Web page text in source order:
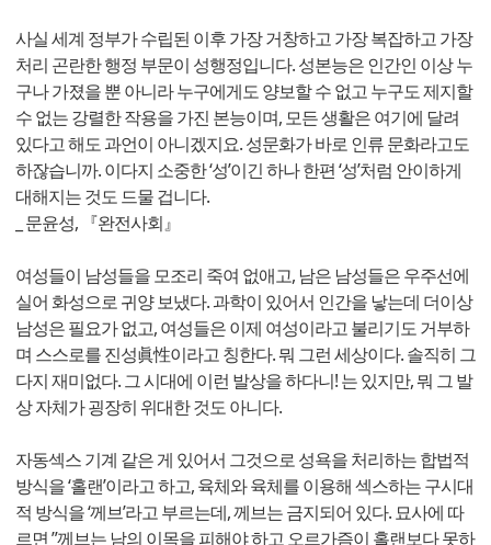
사실 세계 정부가 수립된 이후 가장 거창하고 가장 복잡하고 가장
처리 곤란한 행정 부문이 성행정입니다. 성본능은 인간인 이상 누
구나 가졌을 뿐 아니라 누구에게도 양보할 수 없고 누구도 제지할
수 없는 강렬한 작용을 가진 본능이며, 모든 생활은 여기에 달려
있다고 해도 과언이 아니겠지요. 성문화가 바로 인류 문화라고도
하잖습니까. 이다지 소중한 ‘성’이긴 하나 한편 ‘성’처럼 안이하게
대해지는 것도 드물 겁니다.
_ 문윤성, 『완전사회』
여성들이 남성들을 모조리 죽여 없애고, 남은 남성들은 우주선에
실어 화성으로 귀양 보냈다. 과학이 있어서 인간을 낳는데 더이상
남성은 필요가 없고, 여성들은 이제 여성이라고 불리기도 거부하
며 스스로를 진성眞性이라고 칭한다. 뭐 그런 세상이다. 솔직히 그
다지 재미없다. 그 시대에 이런 발상을 하다니! 는 있지만, 뭐 그 발
상 자체가 굉장히 위대한 것도 아니다.
자동섹스 기계 같은 게 있어서 그것으로 성욕을 처리하는 합법적
방식을 ‘홀랜’이라고 하고, 육체와 육체를 이용해 섹스하는 구시대
적 방식을 ‘께브’라고 부르는데, 께브는 금지되어 있다. 묘사에 따
르면 ”께브는 남의 이목을 피해야 하고 오르가즘이 홀랜보다 못하